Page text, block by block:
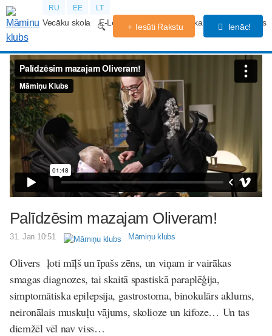
RU EE LT
Vecāku skola E-Lekcijas Grūtniecības kalendārs Forums
Iesūti Rakstu Ienāc!
Palīdzēsim mazajam Oliveram!
31. Jan 10:51 Māmiņu klubs
Olivers ļoti mīļš un īpašs zēns, un viņam ir vairākas
smagas diagnozes, tai skaitā spastiskā paraplēģija,
simptomātiska epilepsija, gastrostoma, binokulārs aklums,
neironālais muskuļu vājums, skolioze un kifoze… Un tas
diemžēl vēl nav viss…